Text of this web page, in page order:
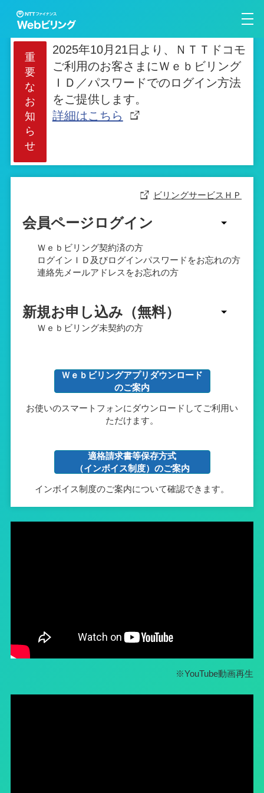
重
要
な
お
知
ら
せ
2025年10月21日より、ＮＴＴドコモ
ご利用のお客さまにＷｅｂビリング
ＩＤ／パスワードでのログイン方法
をご提供します。
詳細はこちら
ビリングサービスＨＰ
会員ページログイン
Ｗｅｂビリング契約済の方
ログインＩＤ及びログインパスワードをお忘れの方
連絡先メールアドレスをお忘れの方
新規お申し込み（無料）
Ｗｅｂビリング未契約の方
Ｗｅｂビリングアプリダウンロード
のご案内
お使いのスマートフォンにダウンロードしてご利用い
ただけます。
適格請求書等保存方式
（インボイス制度）のご案内
インボイス制度のご案内について確認できます。
※YouTube動画再生